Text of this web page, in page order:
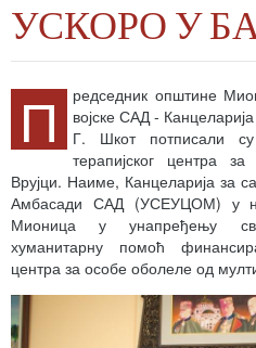
УСКОРО У
П
редседник општине
војске САД -
Г. Шкот потписали
терапијског центра
Врујци. Наиме, Канцеларија за
Амбасади САД (УСЕУЦОМ) у
Мионица у унапређењу
хуманитарну помоћ
центра за особе оболеле од